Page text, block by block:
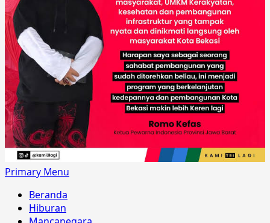
Primary Menu
Beranda
Hiburan